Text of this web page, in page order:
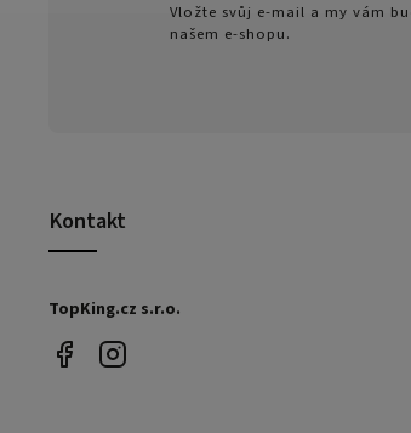
Kontakt
TopKing.cz s.r.o.
Vložte svůj e-mail a my vám
našem e-shopu.